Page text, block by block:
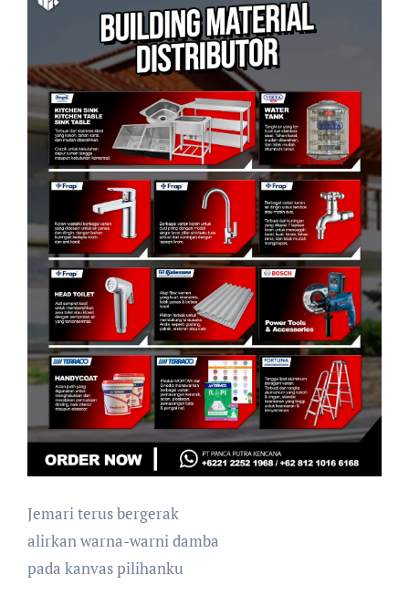
Jemari terus bergerak
alirkan warna-warni damba
pada kanvas pilihanku